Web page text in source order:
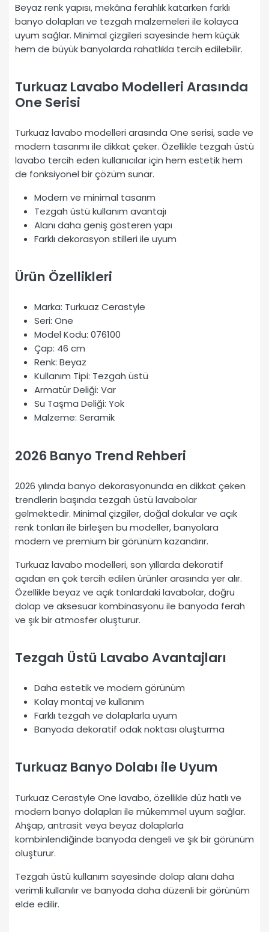
Beyaz renk yapısı, mekâna ferahlık katarken farklı
banyo dolapları ve tezgah malzemeleri ile kolayca
uyum sağlar. Minimal çizgileri sayesinde hem küçük
hem de büyük banyolarda rahatlıkla tercih edilebilir.
Turkuaz Lavabo Modelleri Arasında
One Serisi
Turkuaz lavabo modelleri arasında One serisi, sade ve
modern tasarımı ile dikkat çeker. Özellikle tezgah üstü
lavabo tercih eden kullanıcılar için hem estetik hem
de fonksiyonel bir çözüm sunar.
Modern ve minimal tasarım
Tezgah üstü kullanım avantajı
Alanı daha geniş gösteren yapı
Farklı dekorasyon stilleri ile uyum
Ürün Özellikleri
Marka: Turkuaz Cerastyle
Seri: One
Model Kodu: 076100
Çap: 46 cm
Renk: Beyaz
Kullanım Tipi: Tezgah üstü
Armatür Deliği: Var
Su Taşma Deliği: Yok
Malzeme: Seramik
2026 Banyo Trend Rehberi
2026 yılında banyo dekorasyonunda en dikkat çeken
trendlerin başında tezgah üstü lavabolar
gelmektedir. Minimal çizgiler, doğal dokular ve açık
renk tonları ile birleşen bu modeller, banyolara
modern ve premium bir görünüm kazandırır.
Turkuaz lavabo modelleri, son yıllarda dekoratif
açıdan en çok tercih edilen ürünler arasında yer alır.
Özellikle beyaz ve açık tonlardaki lavabolar, doğru
dolap ve aksesuar kombinasyonu ile banyoda ferah
ve şık bir atmosfer oluşturur.
Tezgah Üstü Lavabo Avantajları
Daha estetik ve modern görünüm
Kolay montaj ve kullanım
Farklı tezgah ve dolaplarla uyum
Banyoda dekoratif odak noktası oluşturma
Turkuaz Banyo Dolabı ile Uyum
Turkuaz Cerastyle One lavabo, özellikle düz hatlı ve
modern banyo dolapları ile mükemmel uyum sağlar.
Ahşap, antrasit veya beyaz dolaplarla
kombinlendiğinde banyoda dengeli ve şık bir görünüm
oluşturur.
Tezgah üstü kullanım sayesinde dolap alanı daha
verimli kullanılır ve banyoda daha düzenli bir görünüm
elde edilir.